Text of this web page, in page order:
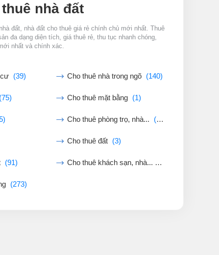
nhà đất
đất, nhà đất cho thuê giá rẻ chính chủ mới nhất. Thuê
đa dạng diện tích, giá thuê rẻ, thu tục nhanh chóng,
nhất và chính xác.
(39) Cho thuê nhà trong ngõ (140)
(75) Cho thuê mặt bằng (1)
Cho thuê phòng trọ, nhà... (27)
Cho thuê đất (3)
(91) Cho thuê khách sạn, nhà...
(0)
(273)